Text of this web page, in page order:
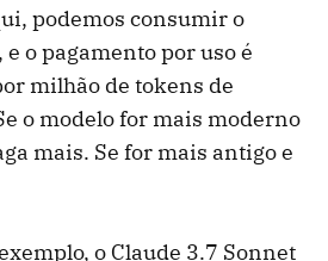
podemos consumir o
o pagamento por uso é
milhão de tokens de
o modelo for mais moderno
mais. Se for mais antigo e
o Claude 3.7 Sonnet